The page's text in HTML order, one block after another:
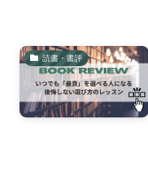
読書・書評